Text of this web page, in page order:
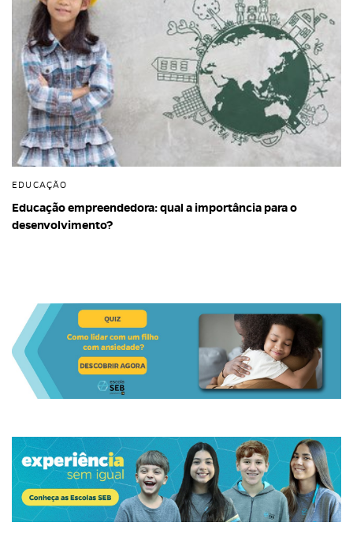
EDUCAÇÃO
Educação empreendedora: qual a importância para o
desenvolvimento?